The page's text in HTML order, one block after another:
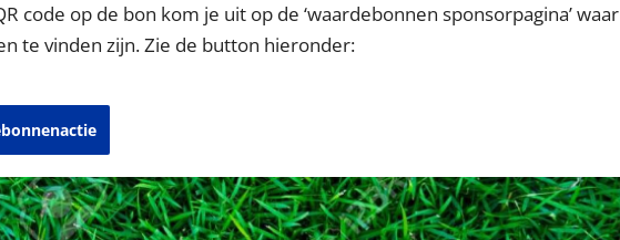
code op de bon kom je uit op de ‘waardebonnen sponsorpagina’ waar
te vinden zijn. Zie de button hieronder: